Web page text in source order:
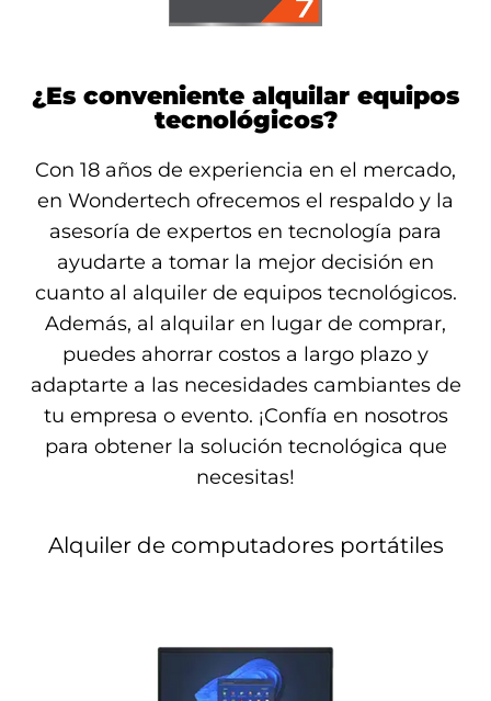
¿Es conveniente alquilar equipos
tecnológicos?
Con 18 años de experiencia en el mercado,
en Wondertech ofrecemos el respaldo y la
asesoría de expertos en tecnología para
ayudarte a tomar la mejor decisión en
cuanto al alquiler de equipos tecnológicos.
Además, al alquilar en lugar de comprar,
puedes ahorrar costos a largo plazo y
adaptarte a las necesidades cambiantes de
tu empresa o evento. ¡Confía en nosotros
para obtener la solución tecnológica que
necesitas!
Alquiler de computadores portátiles